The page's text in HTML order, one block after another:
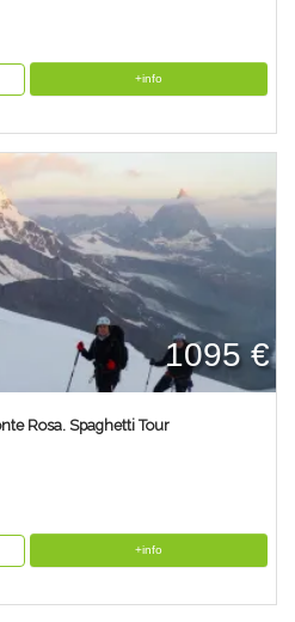
+info
1095 €
Rosa. Spaghetti Tour
+info